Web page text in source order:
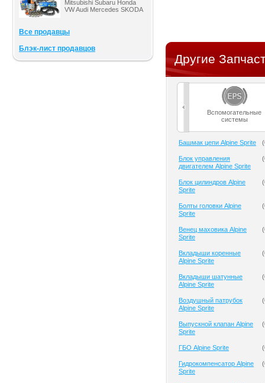
Mitsubishi Subaru Honda
VW Audi Mercedes SKODA
Все продавцы
Блэк-лист продавцов
Другие
Вспомогательные
системы
Башмак цепи Alpine Sprite (
Блок управления
двигателем Alpine Sprite
(
Блок цилиндров Alpine
Sprite
(
Болты головки Alpine
Sprite
(
Венец маховика Alpine
Sprite
(
Вкладыши коренные
Alpine Sprite
(
Вкладыши шатунные
Alpine Sprite
(
Воздушный патрубок
Alpine Sprite
(
Выпускной клапан Alpine
Sprite
(
ГБО Alpine Sprite (
Гидрокомпенсатор Alpine
Sprite
(